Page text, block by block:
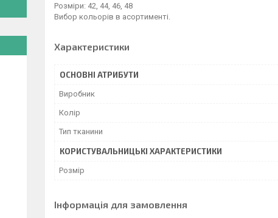
Розміри: 42, 44, 46, 48
Вибор кольорів в асортименті.
Характеристики
ОСНОВНІ АТРИБУТИ
Виробник
Колір
Тип тканини
КОРИСТУВАЛЬНИЦЬКІ ХАРАКТЕРИСТИКИ
Розмір
Інформація для замовлення